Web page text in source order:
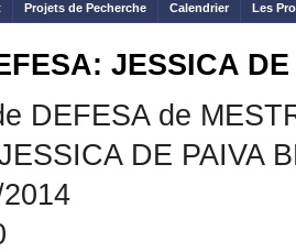
Projets de Pecherche Calendrier Les
JESSICA
DEFESA de
DE PAIVA